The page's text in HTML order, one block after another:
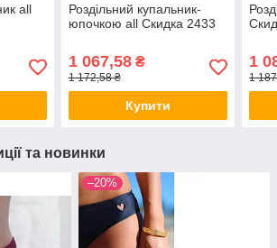
all
Роздільний купальник-
юпочкою all Скидка 2433
1 067,58₴
1 172,58 ₴
Купити
1
1
та новинки
–20%